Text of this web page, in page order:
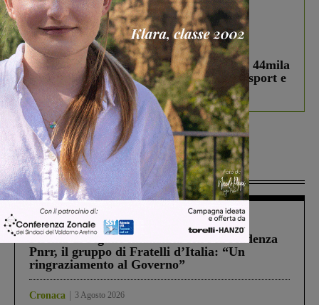
In vetrina 3 Agosto 2026
Estra Notizie agosto: Smart Cities, oltre 44mila
studenti coinvolti, torna il bando per lo sport e
debutta il podcast Estrair
Più lette
Figline Incisa Valdarno
Piscina di Figline finanziata oltre la scadenza
Pnrr, il gruppo di Fratelli d’Italia: “Un
ringraziamento al Governo”
Cronaca 3 Agosto 2026